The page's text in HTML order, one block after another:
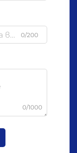
0/200
0/1000